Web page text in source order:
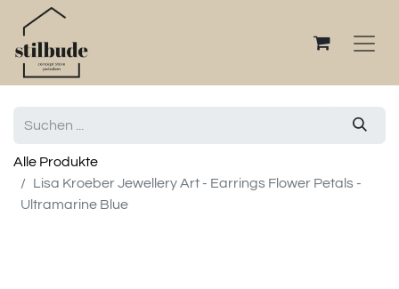
Alle Produkte
Lisa Kroeber Jewellery Art - Earrings Flower Petals -
Ultramarine Blue